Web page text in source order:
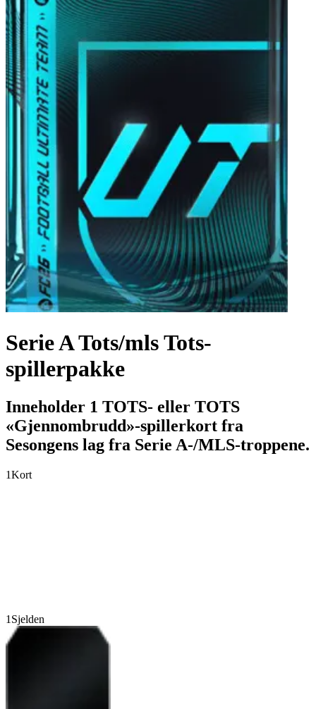
Serie A Tots/mls Tots-
spillerpakke
Inneholder 1 TOTS- eller TOTS
«Gjennombrudd»-spillerkort fra
Sesongens lag fra Serie A-/MLS-troppene.
1Kort
1 Sjelden